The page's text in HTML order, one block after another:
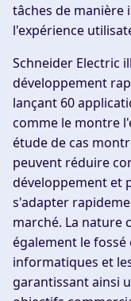
tâches de manière
l'expérience
Schneider Electric
développement
lançant 60
comme le montre
étude de cas
peuvent réduire
développement et
s'adapter
marché. La nature
également le
informatiques et
garantissant ainsi